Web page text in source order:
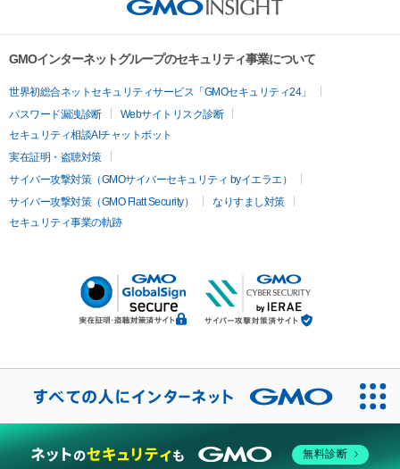
GMOインターネットグループのセキュリティ事業について
世界初総合ネットセキュリティサービス「GMOセキュリティ24」
パスワード漏洩診断
Webサイトリスク診断
セキュリティ相談AIチャットボット
実在証明・盗聴対策
サイバー攻撃対策（GMOサイバーセキュリティ byイエラエ）
サイバー攻撃対策（GMO Flatt Security）
なりすまし対策
セキュリティ事業の軌跡
無料診断